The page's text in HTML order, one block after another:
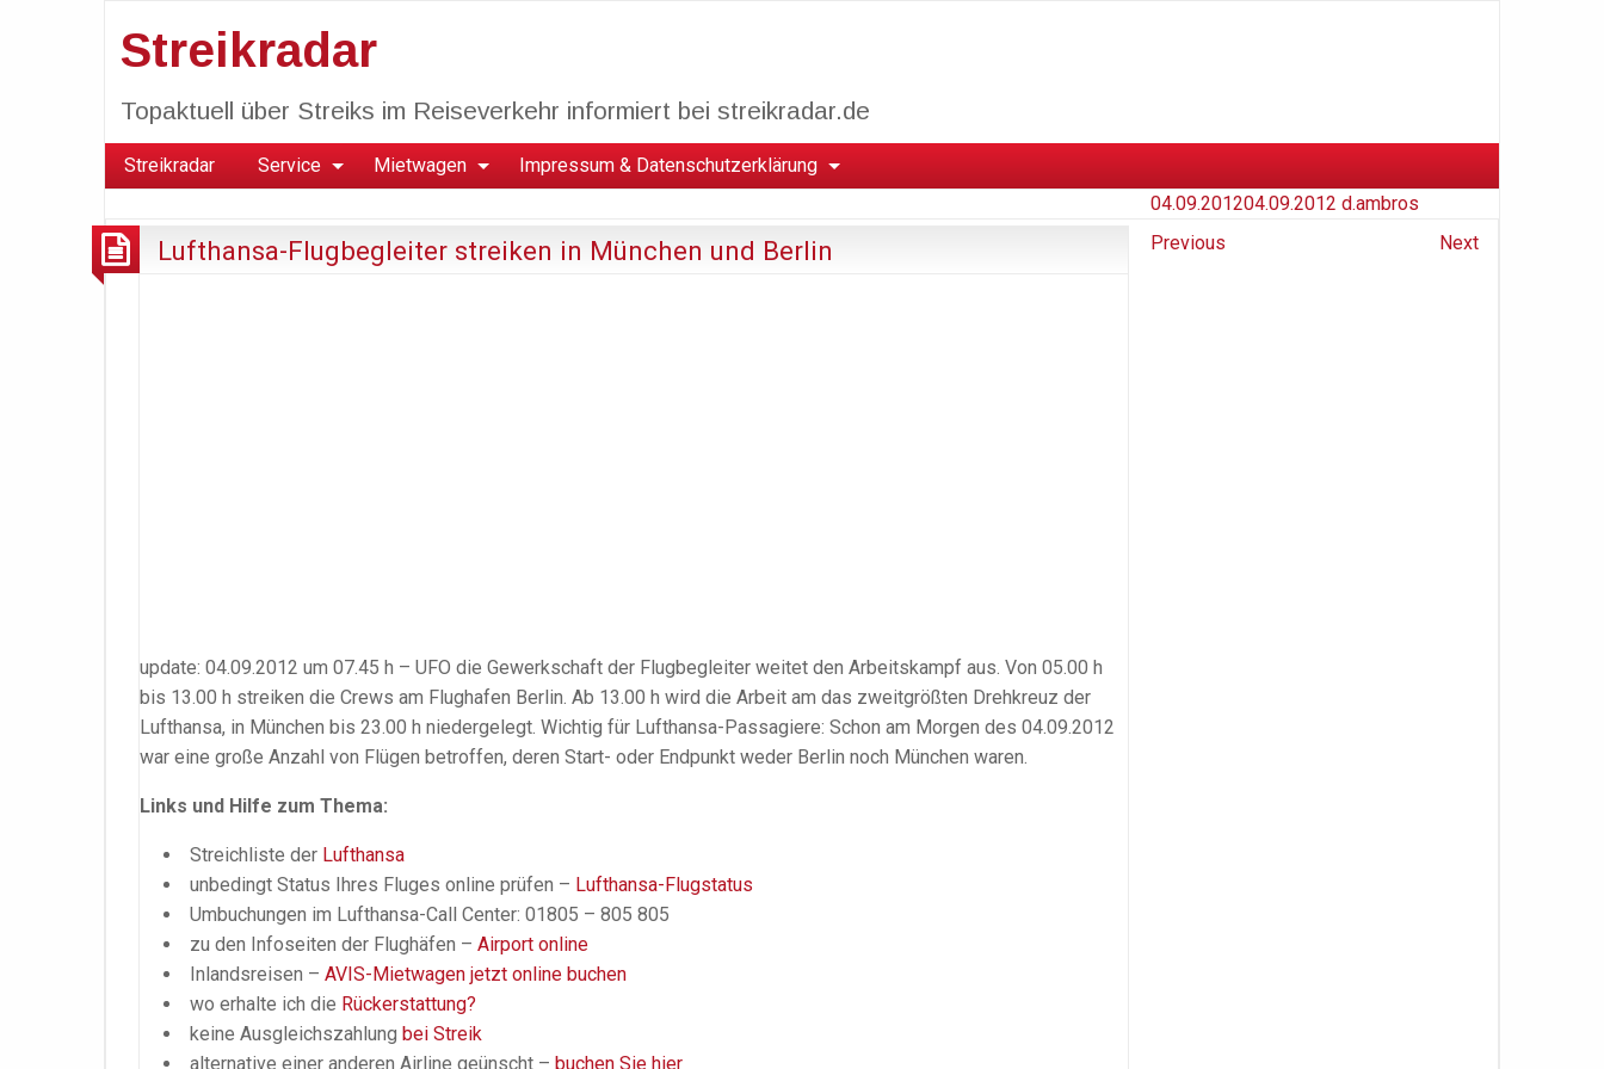
Streikradar
Topaktuell über Streiks im Reiseverkehr informiert bei streikradar.de
Streikradar Service Mietwagen Impressum & Datenschutzerklärung
Lufthansa-Flugbegleiter streiken in München und Berlin
update: 04.09.2012 um 07.45 h – UFO die Gewerkschaft der Flugbegleiter weitet den Arbeitskampf aus. Von 05.00 h
bis 13.00 h streiken die Crews am Flughafen Berlin. Ab 13.00 h wird die Arbeit am das zweitgrößten Drehkreuz der
Lufthansa, in München bis 23.00 h niedergelegt. Wichtig für Lufthansa-Passagiere: Schon am Morgen des 04.09.2012
war eine große Anzahl von Flügen betroffen, deren Start- oder Endpunkt weder Berlin noch München waren.
Links und Hilfe zum Thema:
Streichliste der Lufthansa
unbedingt Status Ihres Fluges online prüfen – Lufthansa-Flugstatus
Umbuchungen im Lufthansa-Call Center: 01805 – 805 805
zu den Infoseiten der Flughäfen – Airport online
Inlandsreisen – AVIS-Mietwagen jetzt online buchen
wo erhalte ich die Rückerstattung?
keine Ausgleichszahlung bei Streik
alternative einer anderen Airline geünscht – buchen Sie hier
04.09.201204.09.2012 d.ambros
Previous
Next